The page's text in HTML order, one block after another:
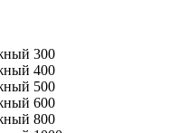
300
400
500
600
800